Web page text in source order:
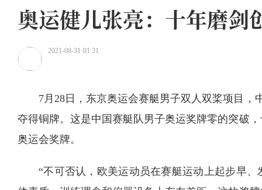
奥运健儿张亮：十年磨剑
2021-08-31 01:31
7月28日，东京奥运会赛艇男子双人双桨项目，
夺得铜牌。这是中国赛艇队男子奥运奖牌零的突破
奥运会奖牌。
“不可否认，欧美运动员在赛艇运动上起步早